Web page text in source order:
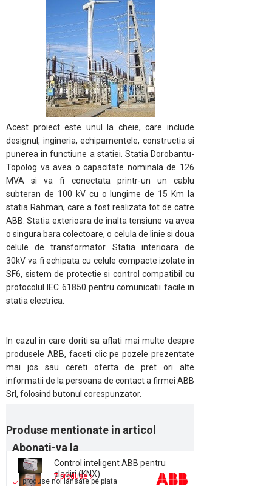
Acest proiect este unul la cheie, care include
designul, ingineria, echipamentele, constructia si
punerea in functiune a statiei. Statia Dorobantu-
Topolog va avea o capacitate nominala de 126
MVA si va fi conectata printr-un un cablu
subteran de 100 kV cu o lungime de 15 Km la
statia Rahman, care a fost realizata tot de catre
ABB. Statia exterioara de inalta tensiune va avea
o singura bara colectoare, o celula de linie si doua
celule de transformator. Statia interioara de
30kV va fi echipata cu celule compacte izolate in
SF6, sistem de protectie si control compatibil cu
protocolul IEC 61850 pentru comunicatii facile in
statia electrica.
In cazul in care doriti sa aflati mai multe despre
produsele ABB, faceti clic pe pozele prezentate
mai jos sau cereti oferta de pret ori alte
informatii de la persoana de contact a firmei ABB
Srl, folosind butonul corespunzator.
Produse mentionate in articol
Control inteligent ABB pentru
cladiri (KNX)
7 produse
Abonati-va la
newsletter-ul Proidea
produse noi lansate pe piata